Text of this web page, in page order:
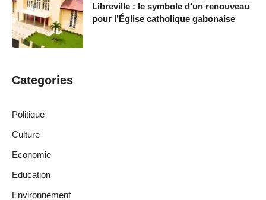
Libreville : le symbole d’un renouveau
pour l’Église catholique gabonaise
Categories
Politique
Culture
Economie
Education
Environnement